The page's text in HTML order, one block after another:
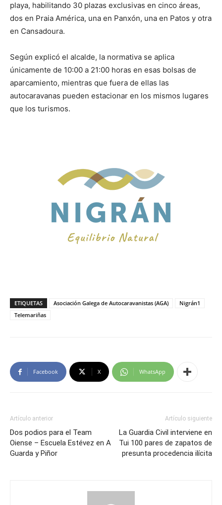
playa, habilitando 30 plazas exclusivas en cinco áreas,
dos en Praia América, una en Panxón, una en Patos y otra
en Cansadoura.
Según explicó el alcalde, la normativa se aplica
únicamente de 10:00 a 21:00 horas en esas bolsas de
aparcamiento, mientras que fuera de ellas las
autocaravanas pueden estacionar en los mismos lugares
que los turismos.
ETIQUETAS Asociación Galega de Autocaravanistas (AGA)
Nigrán1
Telemariñas
Facebook X WhatsApp
Artículo anterior
Dos podios para el Team
Oiense – Escuela Estévez en A
Guarda y Piñor
Artículo siguiente
La Guardia Civil interviene en
Tui 100 pares de zapatos de
presunta procedencia ilícita